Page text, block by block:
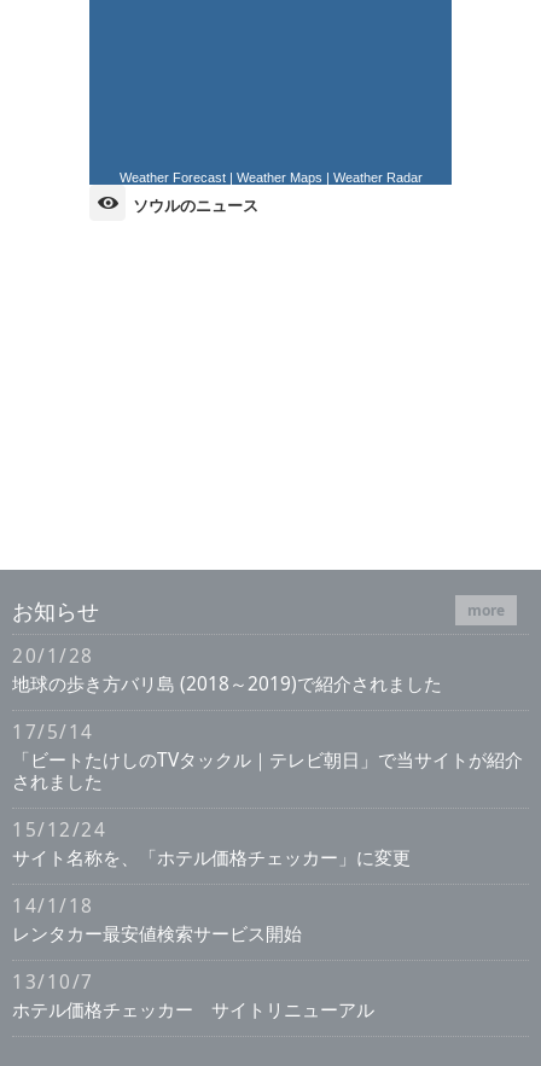
Weather Forecast| Weather Maps | Weather Radar
ソウルのニュース
お知らせ more
20/1/28
地球の歩き方バリ島 (2018～2019)で紹介されました
17/5/14
「ビートたけしのTVタックル｜テレビ朝日」で当サイトが紹介
されました
15/12/24
サイト名称を、「ホテル価格チェッカー」に変更
14/1/18
レンタカー最安値検索サービス開始
13/10/7
ホテル価格チェッカー サイトリニューアル